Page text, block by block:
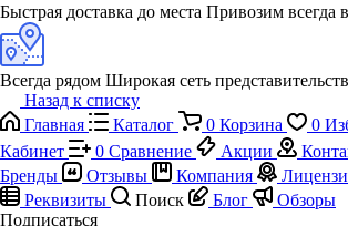
Быстрая доставка до места Привозим всегда
Всегда рядом Широкая сеть представительств
Назад к списку
Главная
Каталог 0 Корзина 0
Кабинет
0 Сравнение Акции
Бренды
Отзывы Компания
Реквизиты
Поиск Блог
Обзоры
Подписаться